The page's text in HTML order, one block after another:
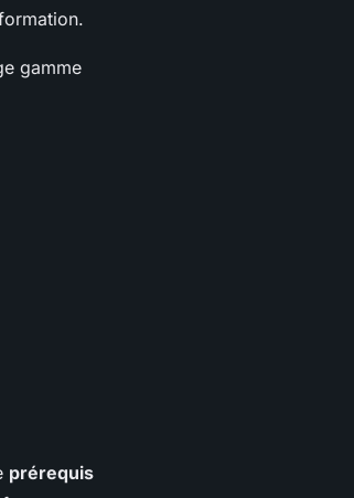
gamme
prérequis